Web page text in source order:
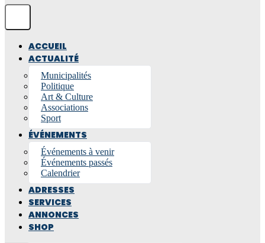
ACCUEIL
ACTUALITÉ
Municipalités
Politique
Art & Culture
Associations
Sport
ÉVÉNEMENTS
Événements à venir
Événements passés
Calendrier
ADRESSES
SERVICES
ANNONCES
SHOP